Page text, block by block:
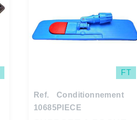
FT
Ref.
10685
Conditionnement
PIECE